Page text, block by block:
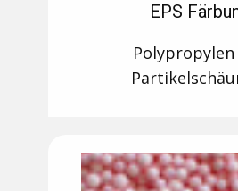
EPS
Polypropylen